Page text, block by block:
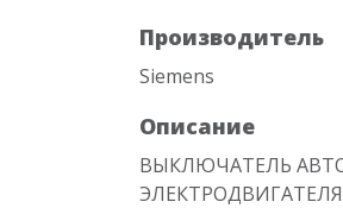
Производитель
Siemens
Описание
ВЫКЛЮЧАТЕЛЬ